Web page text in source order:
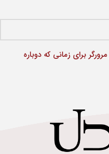
برای زمانی که دوباره